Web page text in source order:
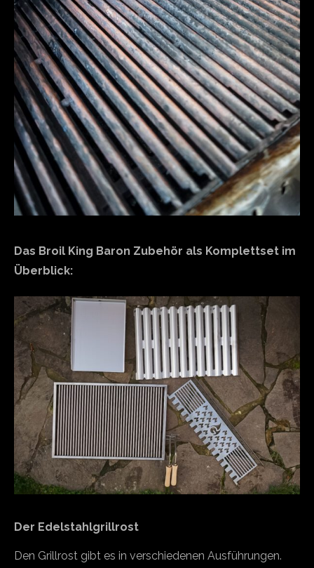
Das Broil King Baron Zubehör als Komplettset im
Überblick:
Der Edelstahlgrillrost
Den Grillrost gibt es in verschiedenen Ausführungen.